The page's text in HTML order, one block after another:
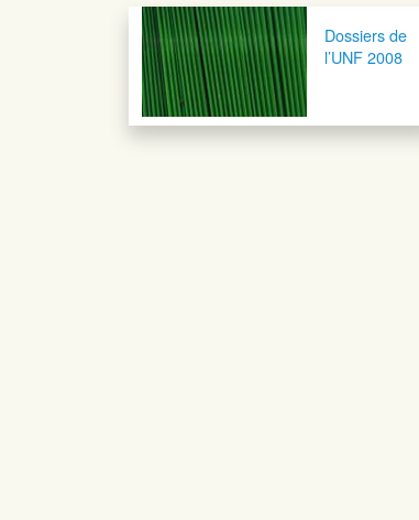
Navigation postale
Dossiers de
l’UNF 2008